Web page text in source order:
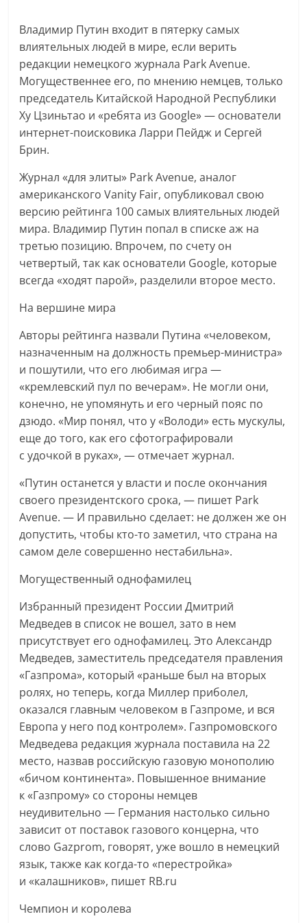
Владимир Путин входит в пятерку самых
влиятельных людей в мире, если верить
редакции немецкого журнала Park Avenue.
Могущественнее его, по мнению немцев, только
председатель Китайской Народной Республики
Ху Цзиньтао и «ребята из Google» — основатели
интернет-поисковика Ларри Пейдж и Сергей
Брин.
Журнал «для элиты» Park Avenue, аналог
американского Vanity Fair, опубликовал свою
версию рейтинга 100 самых влиятельных людей
мира. Владимир Путин попал в списке аж на
третью позицию. Впрочем, по счету он
четвертый, так как основатели Google, которые
всегда «ходят парой», разделили второе место.
На вершине мира
Авторы рейтинга назвали Путина «человеком,
назначенным на должность премьер-министра»
и пошутили, что его любимая игра —
«кремлевский пул по вечерам». Не могли они,
конечно, не упомянуть и его черный пояс по
дзюдо. «Мир понял, что у «Володи» есть мускулы,
еще до того, как его сфотографировали
с удочкой в руках», — отмечает журнал.
«Путин останется у власти и после окончания
своего президентского срока, — пишет Park
Avenue. — И правильно сделает: не должен же он
допустить, чтобы кто-то заметил, что страна на
самом деле совершенно нестабильна».
Могущественный однофамилец
Избранный президент России Дмитрий
Медведев в список не вошел, зато в нем
присутствует его однофамилец. Это Александр
Медведев, заместитель председателя правления
«Газпрома», который «раньше был на вторых
ролях, но теперь, когда Миллер приболел,
оказался главным человеком в Газпроме, и вся
Европа у него под контролем». Газпромовского
Медведева редакция журнала поставила на 22
место, назвав российскую газовую монополию
«бичом континента». Повышенное внимание
к «Газпрому» со стороны немцев
неудивительно — Германия настолько сильно
зависит от поставок газового концерна, что
слово Gazprom, говорят, уже вошло в немецкий
язык, также как когда-то «перестройка»
и «калашников», пишет RB.ru
Чемпион и королева